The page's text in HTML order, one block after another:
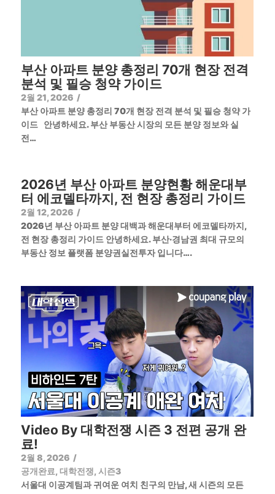
부산 아파트 분양 총정리 70개 현장 전격
분석 및 필승 청약 가이드
2월 21, 2026 /
부산 아파트 분양 총정리 70개 현장 전격 분석 및 필승 청약 가
이드 안녕하세요. 부산 부동산 시장의 모든 분양 정보와 실
전…
2026년 부산 아파트 분양현황 해운대부
터 에코델타까지, 전 현장 총정리 가이드
2월 12, 2026 /
2026년 부산 아파트 분양 대백과 해운대부터 에코델타까지,
전 현장 총정리 가이드 안녕하세요. 부산·경남권 최대 규모의
부동산 정보 플랫폼 분양권실전투자 입니다….
Video By 대학전쟁 시즌 3 전편 공개 완
료!
2월 8, 2026 /
공개완료, 대학전쟁, 시즌3
서울대 이공계팀과 귀여운 여치 친구의 만남, 새 시즌의 모든